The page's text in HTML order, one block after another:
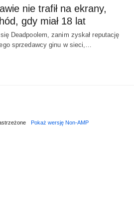
nie trafił na ekrany,
gdy miał 18 lat
Deadpoolem, zanim zyskał reputację
sprzedawcy ginu w sieci,…
Pokaż wersję Non-AMP